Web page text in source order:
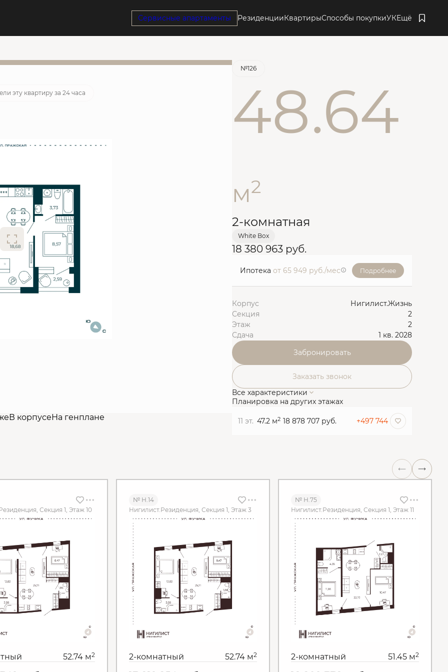
Сервисные апартаменты РезиденцииКвартирыСпособы покупкиУКЕщё
Забронировать
эту квартиру за 24 часа
В корпусеНа генплане
№126
48.64
м2
2-комнатная
White Box
18 380 963 руб.
Ипотека от 65 949 руб./мес Подробнее
Корпус
Нигилист.Жизнь
Секция
2
Этаж
2
Сдача
1 кв. 2028
Забронировать
Заказать звонок
Все характеристики
Планировка на других этажах
11 эт. 47.2 м2 18 878 707 руб. +497 744
Секция 1, Этаж 10
52.74 м2
№ Н.14
Нигилист.Резиденция, Секция 1, Этаж 3
2-комнатный 52.74 м2
№ Н.75
Нигилист.Резиденция, Секция 1, Этаж 11
2-комнатный 51.45 м2